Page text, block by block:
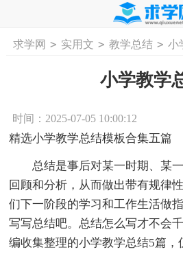
首页 工作计划 活动计
求学网 > 实用文 > 教学总结 > 小
小学教学
时间：2025-07-05 10:00:12
精选小学教学总结模板合集五篇
总结是事后对某一时期、某一
回顾和分析，从而做出带有规律
们下一阶段的学习和工作生活做
写写总结吧。总结怎么写才不会
编收集整理的小学教学总结5篇，